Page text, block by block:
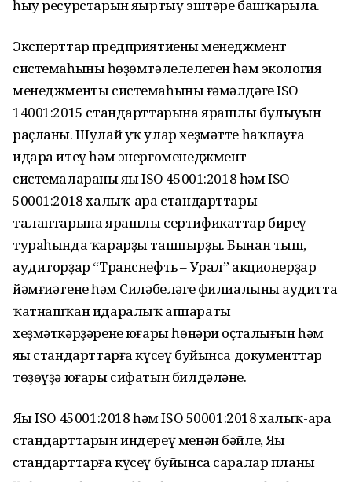
һыу ресурстарын яңыртыу эштәре башҡарыла.
Эксперттар предприятиеның менеджмент
системаһының һөҙөмтәлелелеген һәм экология
менеджменты системаһының ғәмәлдәге ISO
14001:2015 стандарттарына ярашлы булыуын
раҫланы. Шулай уҡ улар хеҙмәтте һаҡлауға
идара итеү һәм энергоменеджмент
системалараның яңы ISO 45001:2018 һәм ISO
50001:2018 халыҡ-ара стандарттары
талаптарына ярашлы сертификаттар биреү
тураһында ҡарарҙы тапшырҙы. Бынан тыш,
аудиторҙар “Транснефть – Урал” акционерҙар
йәмғиәтенең һәм Силәбеләге филиалының аудитта
ҡатнашҡан идаралыҡ аппараты
хеҙмәткәрҙәренең юғары һөнәри оҫталығын һәм
яңы стандарттарға күсеү буйынса документтар
төҙөүҙә юғары сифатын билдәләне.
Яңы ISO 45001:2018 һәм ISO 50001:2018 халыҡ-ара
стандарттарын индереү менән бәйле, Яңы
стандарттарға күсеү буйынса саралар планы